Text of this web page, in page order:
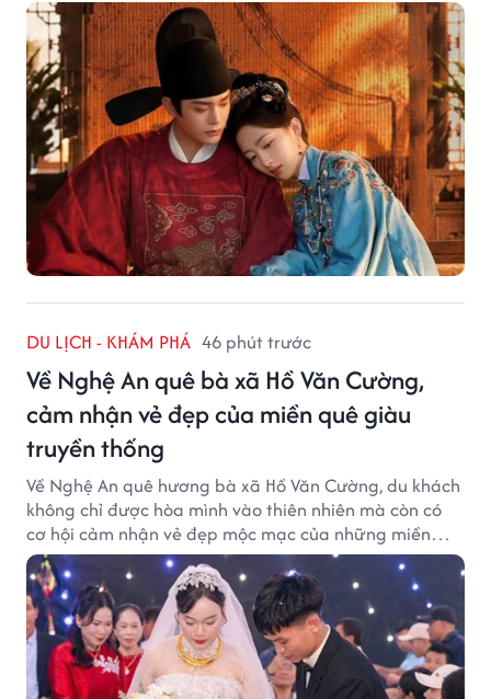
DU LỊCH - KHÁM PHÁ 46 phút trước
Về Nghệ An quê bà xã Hồ Văn Cường,
cảm nhận vẻ đẹp của miền quê giàu
truyền thống
Về Nghệ An quê hương bà xã Hồ Văn Cường, du khách
không chỉ được hòa mình vào thiên nhiên mà còn có
cơ hội cảm nhận vẻ đẹp mộc mạc của những miền
quê giàu truyền thống.